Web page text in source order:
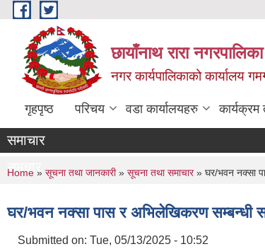
Skip to main content
छायाँनाथ रारा नगरपालिका
नगर कार्यपालिकाको कार्यालय
गृहपृष्ठ परिचय वडा कार्यालयहरु कार्यक्रम
समाचार
समचार
You are here
Home » सूचना तथा जानकारी» सूचना तथा समाचार» घर/भवन नक्सा
घर/भवन नक्सा पास र अभिलेखिकरण सम्बन्धी
Submitted on: Tue, 05/13/2025 - 10:52